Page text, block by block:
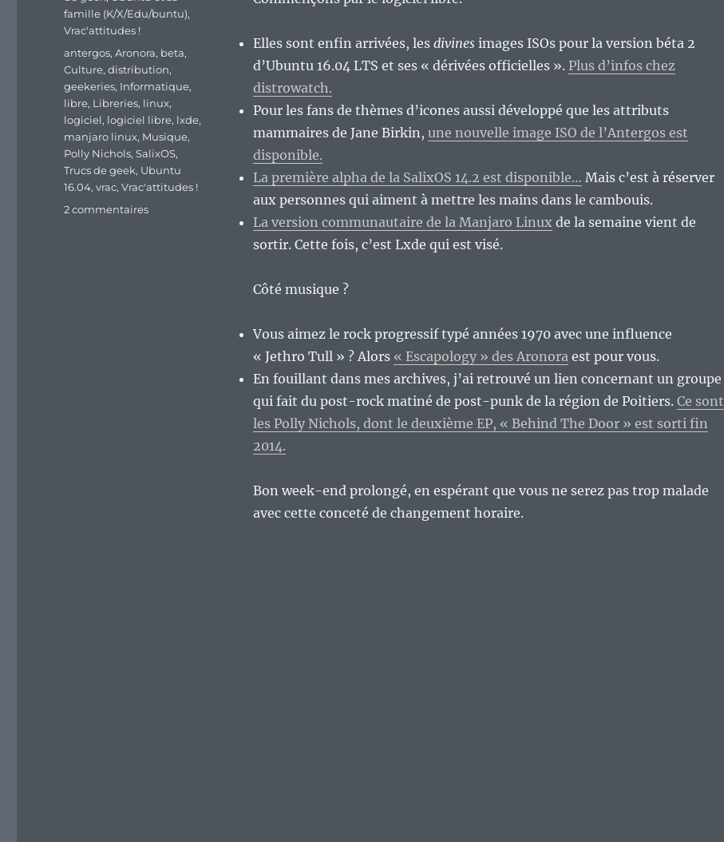
Elles sont enfin arrivées, les divinesimages ISOs pour la version béta 2
d’Ubuntu 16.04 LTS et ses « dérivées officielles ». Plus d’infos chez
distrowatch.
Pour les fans de thèmes d’icones aussi développé que les attributs
mammaires de Jane Birkin, une nouvelle image ISO de l’Antergos est
disponible.
La première alpha de la SalixOS 14.2 est disponible… Mais c’est à réserver
aux personnes qui aiment à mettre les mains dans le cambouis.
La version communautaire de la Manjaro Linuxde la semaine vient de
sortir. Cette fois, c’est Lxde qui est visé.
Côté musique ?
Vous aimez le rock progressif typé années 1970 avec une influence
« Jethro Tull » ? Alors « Escapology » des Aronoraest pour vous.
En fouillant dans mes archives, j’ai retrouvé un lien concernant un groupe
qui fait du post-rock matiné de post-punk de la région de Poitiers. Ce sont
les Polly Nichols, dont le deuxième EP, « Behind The Door » est sorti fin
2014.
Bon week-end prolongé, en espérant que vous ne serez pas trop malade
avec cette conceté de changement horaire.
famille (K/X/Edu/buntu),
Vrac'attitudes !
Étiquettes
antergos,Aronora, beta,
Culture,distribution,
geekeries, Informatique,
libre, Libreries, linux,
logiciel, logiciel libre, lxde,
manjaro linux, Musique,
Polly Nichols,SalixOS,
Trucs de geek, Ubuntu
16.04,vrac,Vrac'attitudes !
2 commentairessur